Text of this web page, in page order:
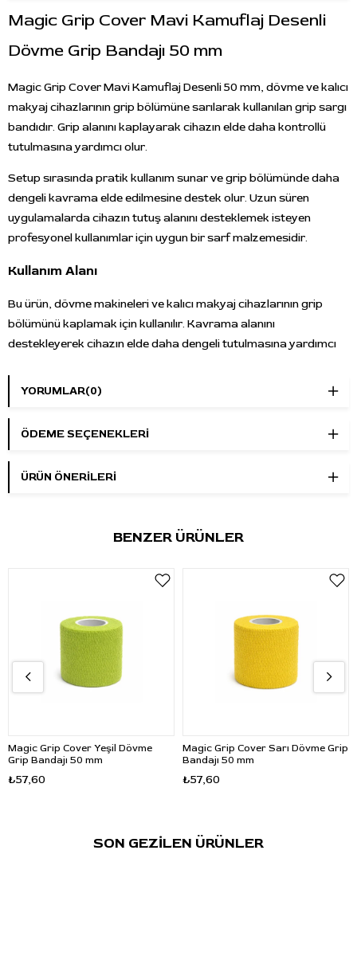
Magic Grip Cover Mavi Kamuflaj Desenli
Dövme Grip Bandajı 50 mm
Magic Grip Cover Mavi Kamuflaj Desenli 50 mm, dövme ve kalıcı
makyaj cihazlarının grip bölümüne sarılarak kullanılan grip sargı
bandıdır. Grip alanını kaplayarak cihazın elde daha kontrollü
tutulmasına yardımcı olur.
Setup sırasında pratik kullanım sunar ve grip bölümünde daha
dengeli kavrama elde edilmesine destek olur. Uzun süren
uygulamalarda cihazın tutuş alanını desteklemek isteyen
profesyonel kullanımlar için uygun bir sarf malzemesidir.
Kullanım Alanı
Bu ürün, dövme makineleri ve kalıcı makyaj cihazlarının grip
bölümünü kaplamak için kullanılır. Kavrama alanını
destekleyerek cihazın elde daha dengeli tutulmasına yardımcı
Ürün Özellikleri
Marka:Magic Grip
Genişlik:50 mm
Öne Çıkan Özellikler
Cihazın elde daha dengeli tutulmasına yardımcı olur.
Dövme ve PMU uygulamalarında grip alanını kaplamak
için uygundur.
Kullanım Talimatı
Ürün, cihazın grip bölümüne ihtiyaç duyulan ölçüde sarılarak
Sık Sorulan Sorular
YORUMLAR(0)
ÖDEME SEÇENEKLERI
ÜRÜN ÖNERILERI
BENZER ÜRÜNLER
Magic Grip Cover Yeşil Dövme
Grip Bandajı 50 mm
₺57,60
Magic Grip Cover Sarı Dövme Grip
Bandajı 50 mm
₺57,60
SON GEZİLEN ÜRÜNLER